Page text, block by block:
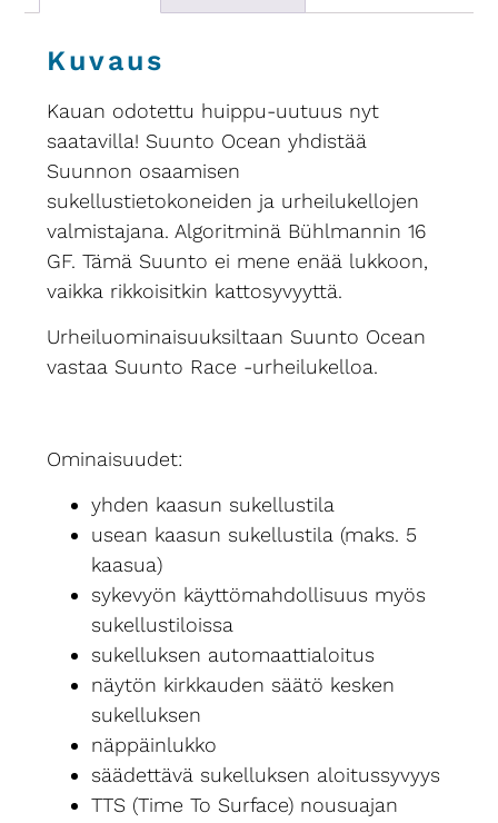
Kuvaus
Kauan odotettu huippu-uutuus nyt
saatavilla! Suunto Ocean yhdistää
Suunnon osaamisen
sukellustietokoneiden ja urheilukellojen
valmistajana. Algoritminä Bühlmannin 16
GF. Tämä Suunto ei mene enää lukkoon,
vaikka rikkoisitkin kattosyvyyttä.
Urheiluominaisuuksiltaan Suunto Ocean
vastaa Suunto Race -urheilukelloa.
Ominaisuudet:
yhden kaasun sukellustila
usean kaasun sukellustila (maks. 5
kaasua)
sykevyön käyttömahdollisuus myös
sukellustiloissa
sukelluksen automaattialoitus
näytön kirkkauden säätö kesken
sukelluksen
näppäinlukko
säädettävä sukelluksen aloitussyvyys
TTS (Time To Surface) nousuajan